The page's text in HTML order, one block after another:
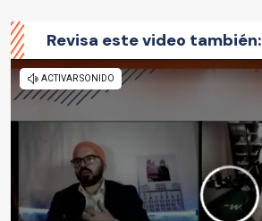
Revisa este video también: